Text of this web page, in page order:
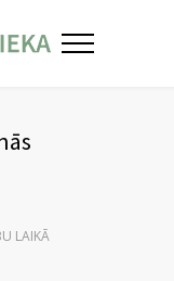
LAIKĀ